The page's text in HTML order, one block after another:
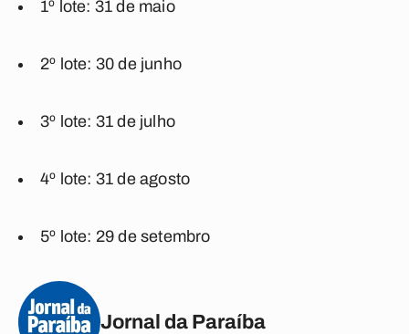
1º lote: 31 de maio
2º lote: 30 de junho
3º lote: 31 de julho
4º lote: 31 de agosto
5º lote: 29 de setembro
Jornal da Paraíba